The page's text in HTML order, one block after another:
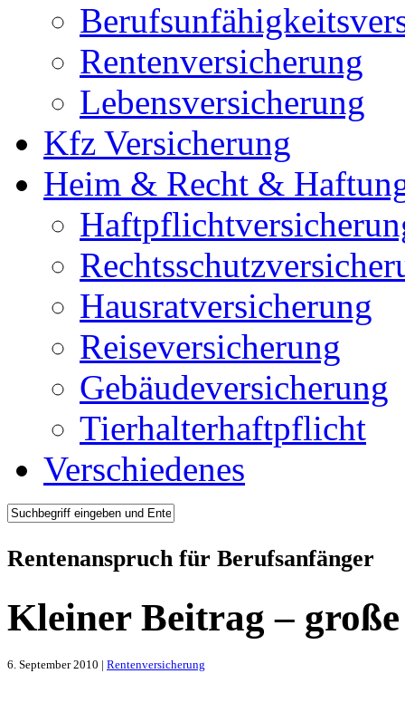
Rentenversicherung
Lebensversicherung
Kfz Versicherung
Heim & Recht &
Hausratversicherung
Reiseversicherung
Gebäudeversicherung
Tierhalterhaftpflicht
Verschiedenes
Rentenanspruch für Berufsanfänger
Kleiner Beitrag –
6. September 2010 | Rentenversicherung